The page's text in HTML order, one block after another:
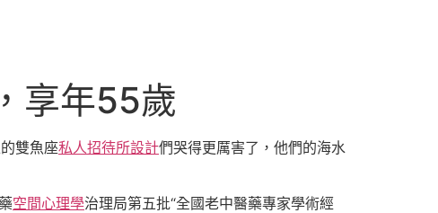
享年55歲
雙魚座私人招待所設計們哭得更厲害了，他們的海水
空間心理學治理局第五批“全國老中醫藥專家學術經